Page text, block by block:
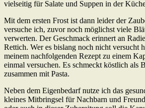
vielseitig für Salate und Suppen in der
Mit dem ersten Frost ist dann leider der
versuche ich, zuvor noch möglichst viele
verwerten. Der Geschmack erinnert an
Rettich. Wer es bislang noch nicht versucht
meinem nachfolgenden Rezept zu einem
einmal versuchen. Es schmeckt köstlich als
zusammen mit Pasta.
Neben dem Eigenbedarf nutze ich das
kleines Mitbringsel für Nachbarn und